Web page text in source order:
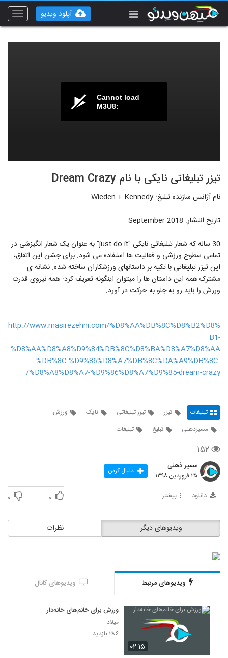
Toggle
آپلود ویدیو
Cannot load
M3U8:
تیزر تبلیغاتی نایکی با نام Dream Crazy
نام آژانس سازنده تبلیغ: Wieden + Kennedy
تاریخ انتشار: September 2018
30 ساله که شعار تبلیغاتی نایکی "just do it" به عنوان یک شعار انگیزشی در
تمامی سطوح ورزشی و فعالیت ها استفاده می شود. برای جشن این اتفاق،
این تیزر تبلیغاتی با تکیه بر داستانهای ورزشکاران ساخته شده. نشانه ی
مشترک همه این داستان ها را میتوان اینگونه تعریف کرد: همه نیروی قدرت
ورزش را باید رو به جلو به حرکت در آورد.
http://www.masirezehni.com/%D8%AA%DB%8C%D8%B2%D8%
B1-
%D8%AA%D8%A8%D9%84%DB%8C%D8%BA%D8%A7%D8%AA
%DB%8C-%D9%86%D8%A7%DB%8C%DA%A9%DB%8C-
%D8%A8%D8%A7-%D9%86%D8%A7%D9%85-dream-crazy/
تبلیغات تیزر تیزر تبلیغاتی نایک
ورزش
مسیزذهنی
تبلیغ تبلیغات
۱۵۲
مسیر ذهنی
۲۵ فروردین ۱۳۹۸ دنبال کردن
دانلود بیشتر ۰ ۰
نظرات ویدیوهای دیگر
ویدیوهای مرتبط ویدیوهای کانال
۰۲:۱۵
ورزش‌ برای خانم‌های خانه‌دار
میلاد
۲۸۶ بازدید